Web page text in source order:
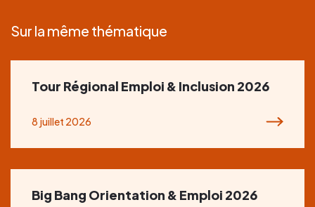
Sur la même thématique
Tour Régional Emploi & Inclusion 2026
8 juillet 2026
Big Bang Orientation & Emploi 2026